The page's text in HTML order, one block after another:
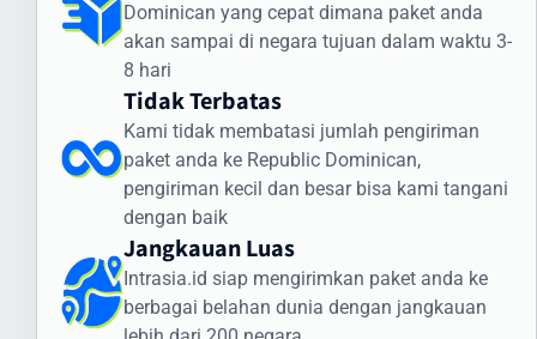
Pengiriman dokumen internasional membutuhkan penanganan
khusus. Intrasia.id menawarkan layanan khusus untuk cara kirim
dokumen ke Republic Dominican yang aman dan terjamin:
Jenis Dokumen yang Sering Dikirim ke Republic
Dominican:
Dokumen legal dan kontrak bisnis
Sertifikat dan dokumen akademik
Dokumen imigrasi dan visa
Dokumen perbankan dan keuangan
Dokumen teknis dan spesifikasi produk
Dominican yang cepat dimana paket anda
akan sampai di negara tujuan dalam waktu 3-
8 hari
Tidak Terbatas
Kami tidak membatasi jumlah pengiriman
paket anda ke Republic Dominican,
pengiriman kecil dan besar bisa kami tangani
dengan baik
Jangkauan Luas
Intrasia.id siap mengirimkan paket anda ke
berbagai belahan dunia dengan jangkauan